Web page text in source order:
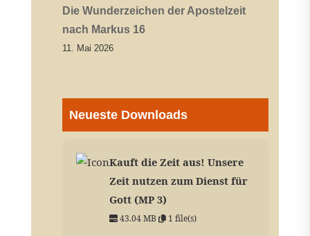
Die Wunderzeichen der Apostelzeit
nach Markus 16
11. Mai 2026
Neueste Downloads
Kauft die Zeit aus! Unsere
Zeit nutzen zum Dienst für
Gott (MP 3)
43.04 MB 1 file(s)